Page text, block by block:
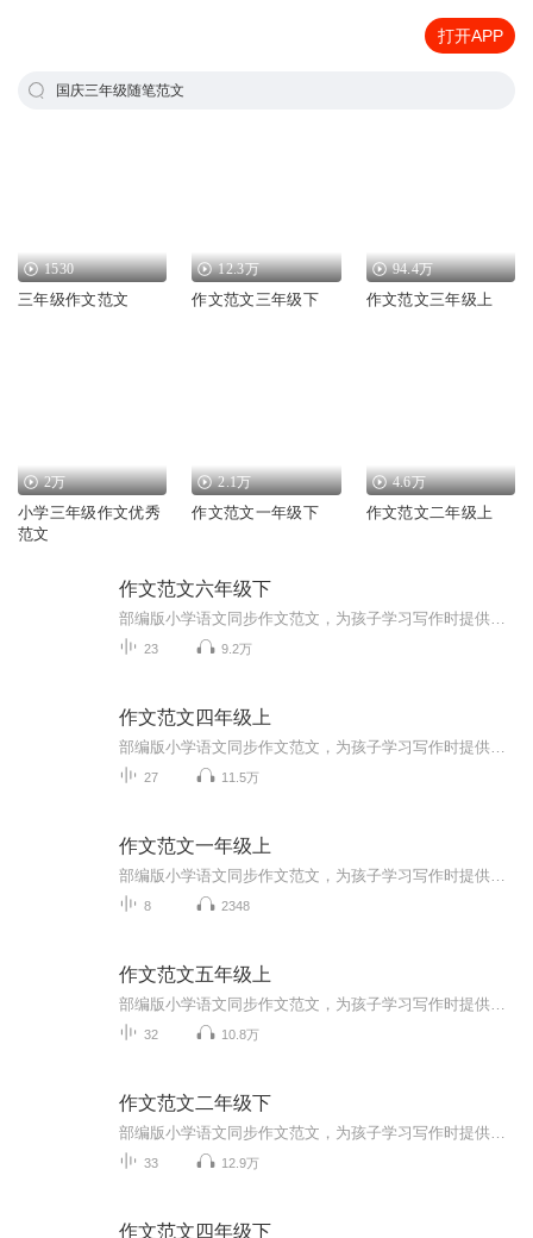
打开APP
国庆三年级随笔范文
1530
三年级作文范文
12.3万
作文范文三年级下
94.4万
作文范文三年级上
2万
小学三年级作文优秀
范文
2.1万
作文范文一年级下
4.6万
作文范文二年级上
作文范文六年级下
23 9.2万
作文范文四年级上
27 11.5万
作文范文一年级上
8 2348
作文范文五年级上
32 10.8万
作文范文二年级下
33 12.9万
作文范文四年级下